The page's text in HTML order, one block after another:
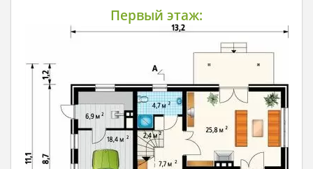
Первый этаж: